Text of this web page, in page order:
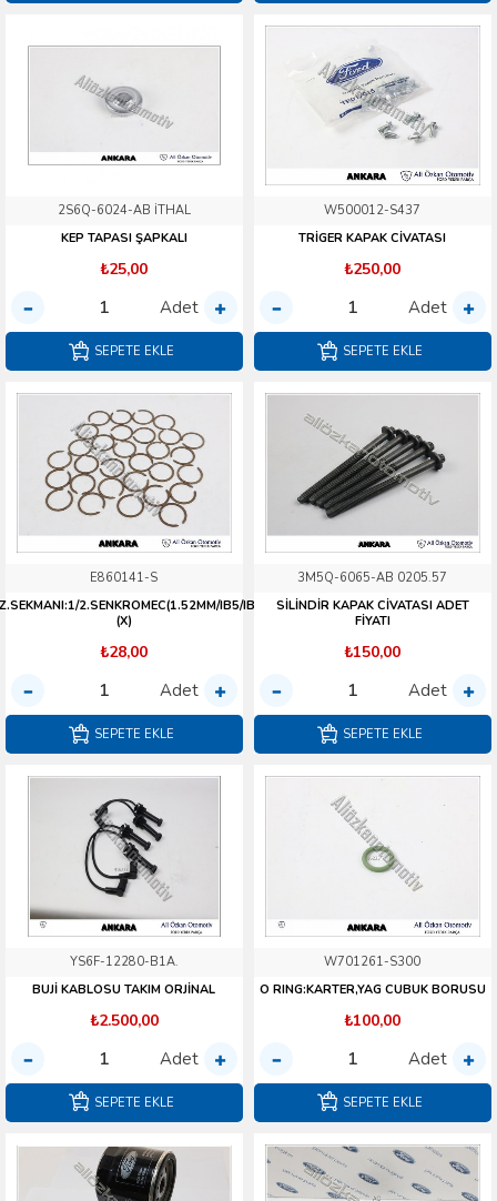
2S6Q-6024-AB İTHAL
KEP TAPASI ŞAPKALI
₺25,00
Adet
SEPETE EKLE
W500012-S437
TRİGER KAPAK CİVATASI
₺250,00
Adet
SEPETE EKLE
E860141-S
2.SENKROMEC(1.52MM/IB5/IB5B)
(X)
₺28,00
Adet
SEPETE EKLE
3M5Q-6065-AB 0205.57
SİLİNDİR KAPAK CİVATASI ADET
FİYATI
₺150,00
Adet
SEPETE EKLE
YS6F-12280-B1A.
BUJİ KABLOSU TAKIM ORJİNAL
₺2.500,00
Adet
SEPETE EKLE
W701261-S300
O RING:KARTER,YAG CUBUK BORUSU
₺100,00
Adet
SEPETE EKLE